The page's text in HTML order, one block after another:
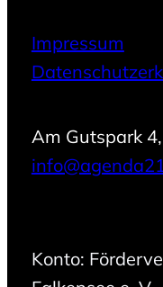
Impressum
Am Gutspark
Konto: